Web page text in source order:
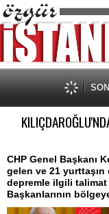
CHP Genel Başkanı
gelen ve 21
depremle ilgili talimat
Başkanlarının